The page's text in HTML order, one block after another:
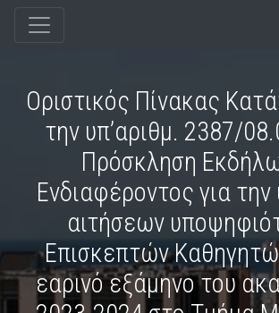
Οριστικός Πίνακας
την υπ’αριθμ. 2387/
Πρόσκληση
Ενδιαφέροντος για
αιτήσεων
Επισκεπτών
εαρινό εξάμηνο του